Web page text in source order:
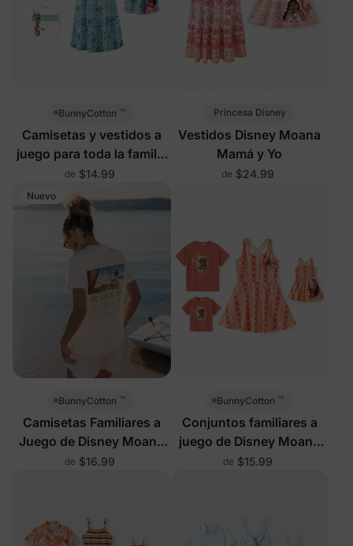
BunnyCotton ™
Camisetas y vestidos a
juego para toda la familia
con estampado de la isla
de Moana de Disney
de $14.99
Princesa Disney
Vestidos Disney Moana
Mamá y Yo
de $24.99
Nuevo
BunnyCotton ™
Camisetas Familiares a
Juego de Disney Moana
Blancas
de $16.99
BunnyCotton ™
Conjuntos familiares a
juego de Disney Moana
con pantalones cortos
de $15.99